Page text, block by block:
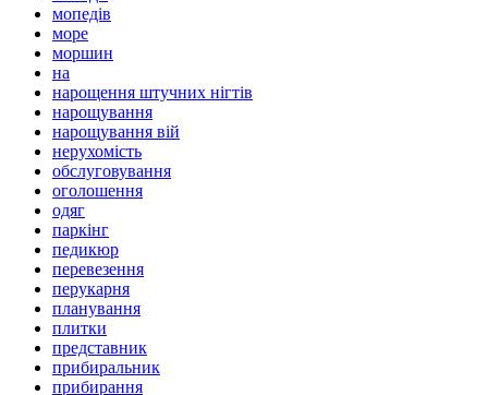
мопедів
море
моршин
на
нарощення штучних нігтів
нарощування
нарощування вій
нерухомість
обслуговування
оголошення
одяг
паркінг
педикюр
перевезення
перукарня
планування
плитки
представник
прибиральник
прибирання